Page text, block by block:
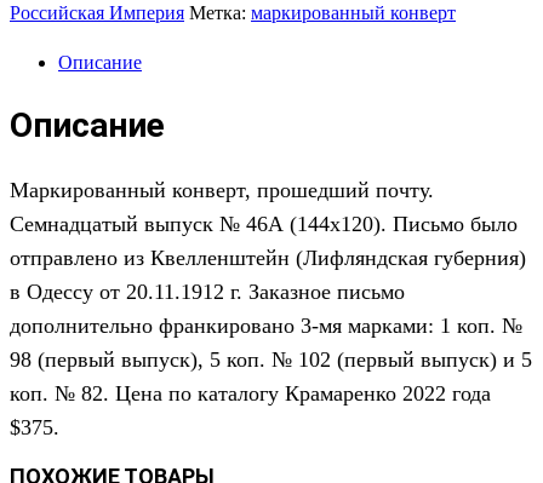
Российская Империя Метка: маркированный конверт
Описание
Описание
Маркированный конверт, прошедший почту.
Семнадцатый выпуск № 46А (144х120). Письмо было
отправлено из Квелленштейн (Лифляндская губерния)
в Одессу от 20.11.1912 г. Заказное письмо
дополнительно франкировано 3-мя марками: 1 коп. №
98 (первый выпуск), 5 коп. № 102 (первый выпуск) и 5
коп. № 82. Цена по каталогу Крамаренко 2022 года
$375.
ПОХОЖИЕ ТОВАРЫ